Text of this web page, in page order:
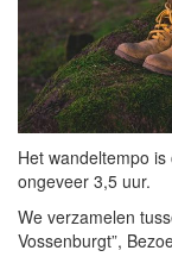
Het wandeltempo
ongeveer 3,5 uur.
We verzamelen
Vossenburgt”,